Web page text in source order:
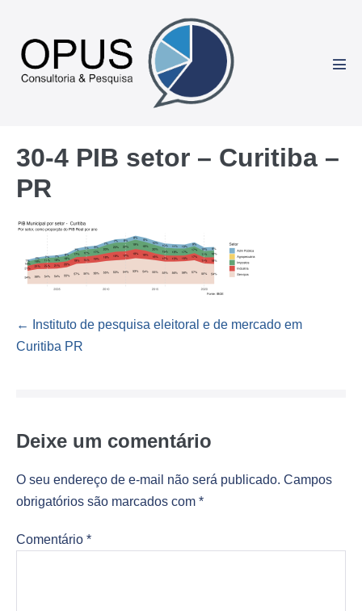
conteúdo
30-4 PIB setor – Curitiba –
PR
Navegação
de
← Instituto de pesquisa eleitoral e de mercado em
Curitiba PR
Deixe um comentário
O seu endereço de e-mail não será publicado. Campos
obrigatórios são marcados com *
Comentário *